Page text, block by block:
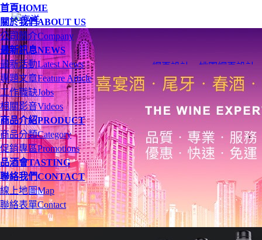
首頁HOME
關於我們ABOUT US
公司簡介Company
最新訊息NEWS
最新活動Latest News
專題文章Feature Article
工作職缺Jobs
相關影音Videos
商品介紹PRODUCT
商品分類Category
促銷專區Promotions
品酒會TASTING
聯絡我們CONTACT
線上地圖Map
聯絡表單Contact
網頁設計 桃園網頁設計